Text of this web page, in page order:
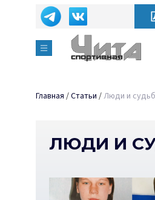
Главная /Статьи /Люди и
ЛЮДИ И